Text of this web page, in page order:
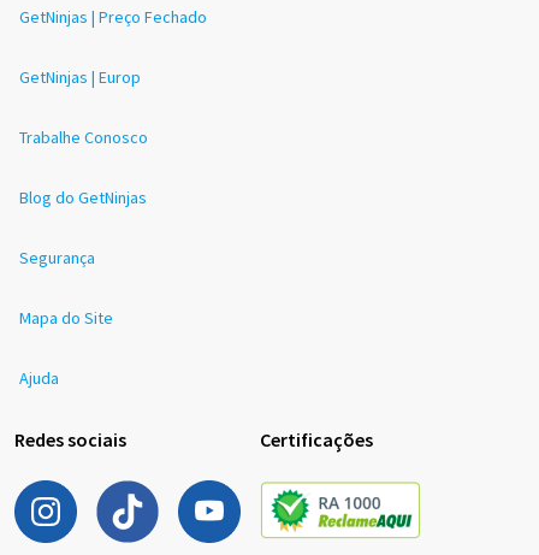
GetNinjas | Preço Fechado
GetNinjas | Europ
Trabalhe Conosco
Blog do GetNinjas
Segurança
Mapa do Site
Ajuda
Redes sociais Certificações